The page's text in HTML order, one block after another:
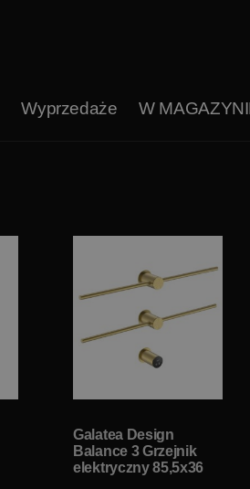
Wyprzedaże W
Galatea Design
Balance 3 Grzejnik
elektryczny 85,5x36